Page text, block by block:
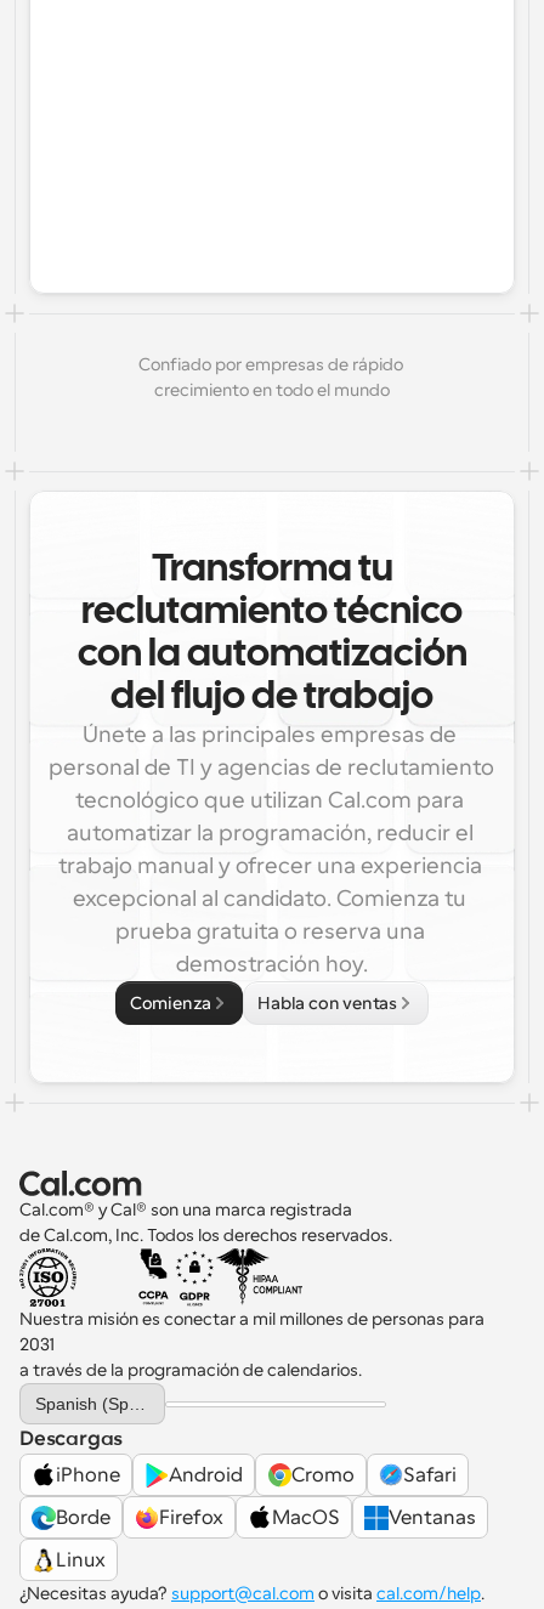
Confiado por empresas de rápido
crecimiento en todo el mundo
Transforma tu
reclutamiento técnico
con la automatización
del flujo de trabajo
Únete a las principales empresas de
personal de TI y agencias de reclutamiento
tecnológico que utilizan Cal.com para
automatizar la programación, reducir el
trabajo manual y ofrecer una experiencia
excepcional al candidato. Comienza tu
prueba gratuita o reserva una
demostración hoy.
Comienza Habla con ventas
Cal.com® y Cal® son una marca registrada
de Cal.com, Inc. Todos los derechos reservados.
Nuestra misión es conectar a mil millones de personas para
2031
a través de la programación de calendarios.
Select Language
Descargas
iPhone
Android Cromo
Safari
Borde
Firefox MacOS
Ventanas
Linux
¿Necesitas ayuda? support@cal.com o visita cal.com/help.